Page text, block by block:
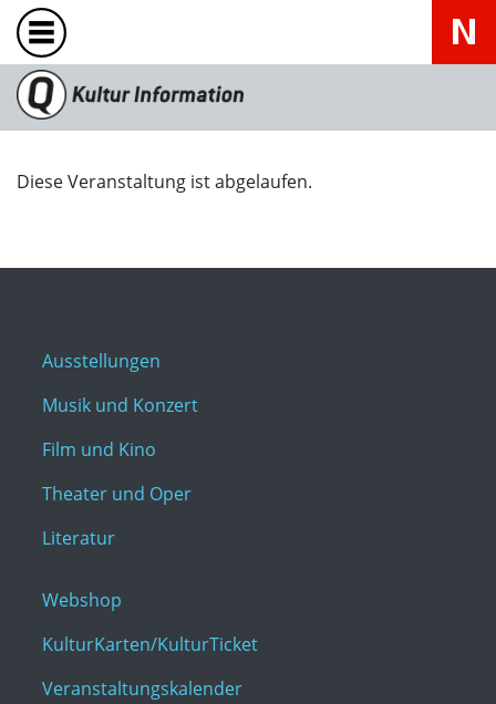
Diese Veranstaltung ist abgelaufen.
Ausstellungen
Musik und Konzert
Film und Kino
Theater und Oper
Literatur
Webshop
KulturKarten/KulturTicket
Veranstaltungskalender